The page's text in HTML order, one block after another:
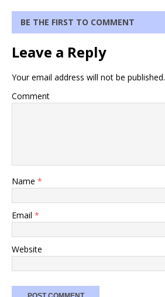
BE THE FIRST TO COMMENT
Leave a Reply
Your email address will not be published.
Comment
Name *
Email *
Website